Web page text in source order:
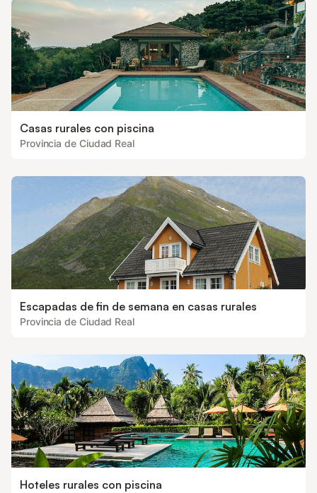
Casas rurales con piscina
Provincia de Ciudad Real
Escapadas de fin de semana en casas rurales
Provincia de Ciudad Real
Hoteles rurales con piscina